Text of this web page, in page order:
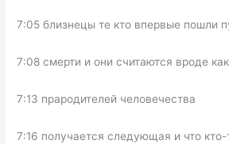
7:05 близнецы те кто впервые пошли
7:08 смерти и они считаются вроде как
7:13 прародителей человечества
7:16 получается следующая и что